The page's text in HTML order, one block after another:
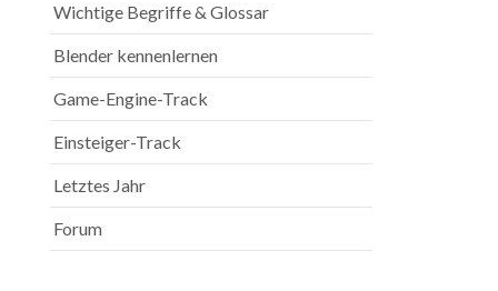
Wichtige Begriffe & Glossar
Blender kennenlernen
Game-Engine-Track
Einsteiger-Track
Letztes Jahr
Forum